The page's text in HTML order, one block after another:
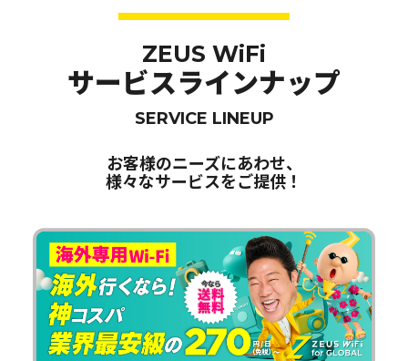
ZEUS WiFi
サービスラインナップ
SERVICE LINEUP
お客様のニーズにあわせ、
様々なサービスをご提供！